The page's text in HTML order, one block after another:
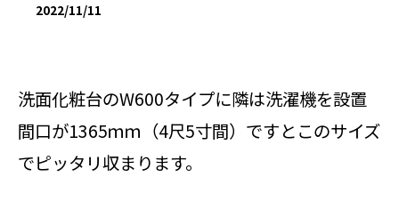
2022/11/11
洗面化粧台のW600タイプに隣は洗濯機を設置
間口が1365ｍｍ（4尺5寸間）ですとこのサイズ
でピッタリ収まります。